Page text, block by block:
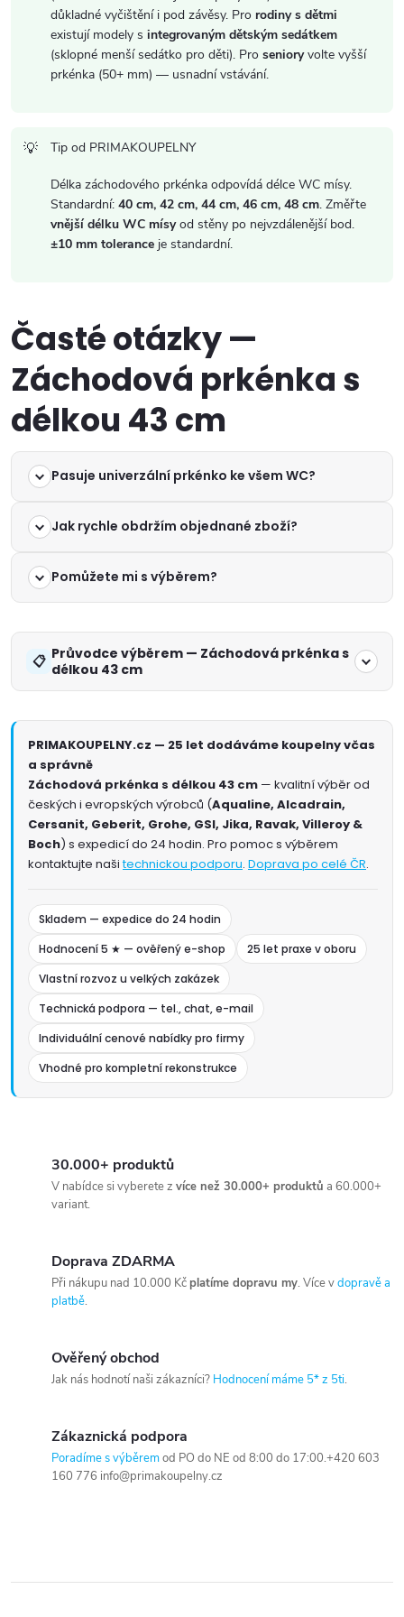
důkladné vyčištění i pod závěsy. Pro rodiny s dětmi
existují modely s integrovaným dětským sedátkem
(sklopné menší sedátko pro děti). Pro senioryvolte vyšší
prkénka (50+ mm) — usnadní vstávání.
Tip od PRIMAKOUPELNY
Délka záchodového prkénka odpovídá délce WC mísy.
Standardní: 40 cm, 42 cm, 44 cm, 46 cm, 48 cm. Změřte
vnější délku WC mísyod stěny po nejvzdálenější bod.
±10 mm tolerance je standardní.
Časté otázky —
Záchodová prkénka s
délkou 43 cm
Pasuje univerzální prkénko ke všem WC?
Jak rychle obdržím objednané zboží?
Pomůžete mi s výběrem?
Průvodce výběrem — Záchodová prkénka s
délkou 43 cm
PRIMAKOUPELNY.cz — 25 let dodáváme koupelny včas
a správně
Záchodová prkénka s délkou 43 cm — kvalitní výběr od
českých i evropských výrobců (Aqualine, Alcadrain,
Cersanit, Geberit, Grohe, GSI, Jika, Ravak, Villeroy &
Boch) s expedicí do 24 hodin. Pro pomoc s výběrem
kontaktujte našitechnickou podporu. Doprava po celé ČR.
Skladem — expedice do 24 hodin
Hodnocení 5 ★ — ověřený e-shop
25 let praxe v oboru
Vlastní rozvoz u velkých zakázek
Technická podpora — tel., chat, e-mail
Individuální cenové nabídky pro firmy
Vhodné pro kompletní rekonstrukce
30.000+ produktů
V nabídce si vyberete z více než 30.000+ produktů a 60.000+
variant.
Doprava ZDARMA
Při nákupu nad 10.000 Kčplatíme dopravu my. Více vdopravě a
platbě.
Ověřený obchod
Jak nás hodnotí naši zákazníci? Hodnocení máme 5* z 5ti.
Zákaznická podpora
Poradíme s výběremod PO do NE od 8:00 do 17:00.+420 603
160 776 info@primakoupelny.cz